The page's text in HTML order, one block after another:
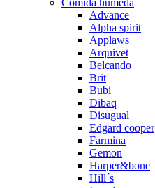
Comida húmeda
Advance
Alpha spirit
Applaws
Arquivet
Belcando
Brit
Bubi
Dibaq
Disugual
Edgard cooper
Farmina
Gemon
Harper&bone
Hill´s